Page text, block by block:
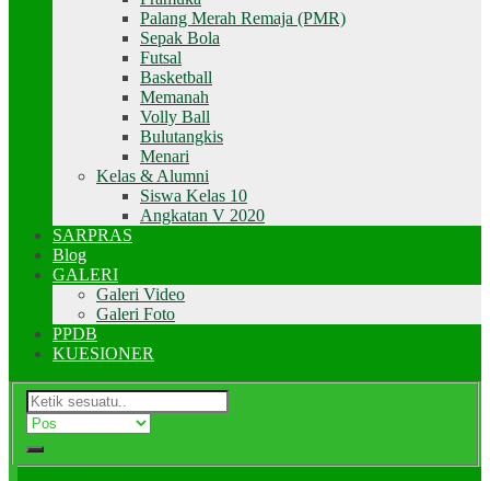
Palang Merah Remaja (PMR)
Sepak Bola
Futsal
Basketball
Memanah
Volly Ball
Bulutangkis
Menari
Kelas & Alumni
Siswa Kelas 10
Angkatan V 2020
SARPRAS
Blog
GALERI
Galeri Video
Galeri Foto
PPDB
KUESIONER